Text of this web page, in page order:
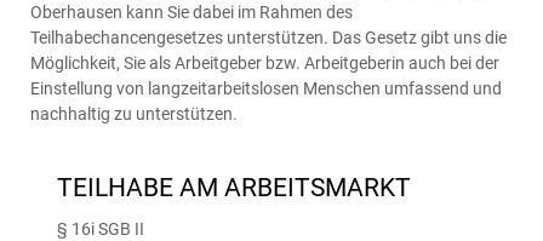
Oberhausen kann Sie dabei im Rahmen des
Teilhabechancengesetzes unterstützen. Das Gesetz gibt uns die
Möglichkeit, Sie als Arbeitgeber bzw. Arbeitgeberin auch bei der
Einstellung von langzeitarbeitslosen Menschen umfassend und
nachhaltig zu unterstützen.
TEILHABE AM ARBEITSMARKT
§ 16i SGB II